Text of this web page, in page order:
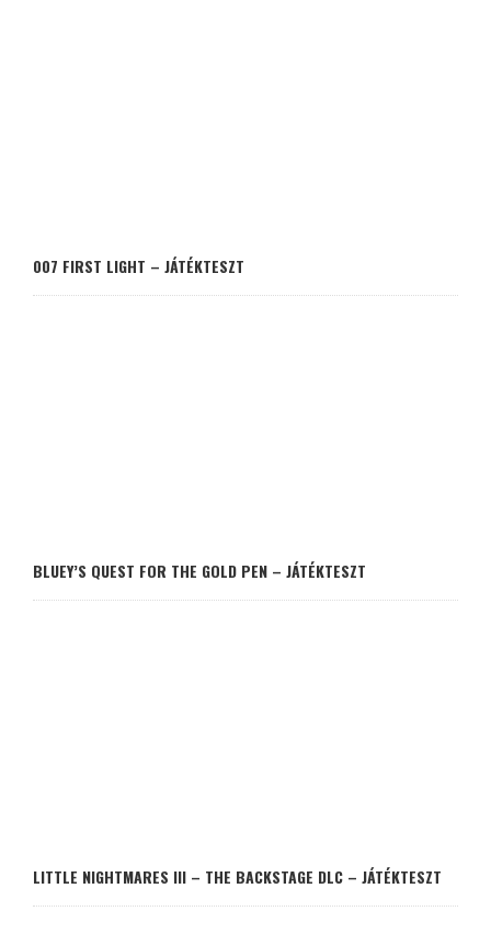
007 FIRST LIGHT – JÁTÉKTESZT
BLUEY’S QUEST FOR THE GOLD PEN – JÁTÉKTESZT
LITTLE NIGHTMARES III – THE BACKSTAGE DLC – JÁTÉKTESZT